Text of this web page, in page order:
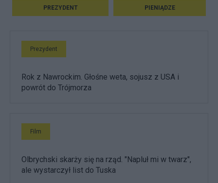
PREZYDENT PIENIĄDZE
Prezydent
Rok z Nawrockim. Głośne weta, sojusz z USA i
powrót do Trójmorza
Film
Olbrychski skarży się na rząd. "Napluł mi w twarz",
ale wystarczył list do Tuska